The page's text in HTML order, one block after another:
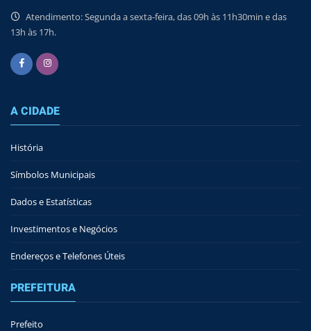
Atendimento: Segunda a sexta-feira, das 09h às 11h30min e das
13h às 17h.
A CIDADE
História
Símbolos Municipais
Dados e Estatísticas
Investimentos e Negócios
Endereços e Telefones Úteis
PREFEITURA
Prefeito